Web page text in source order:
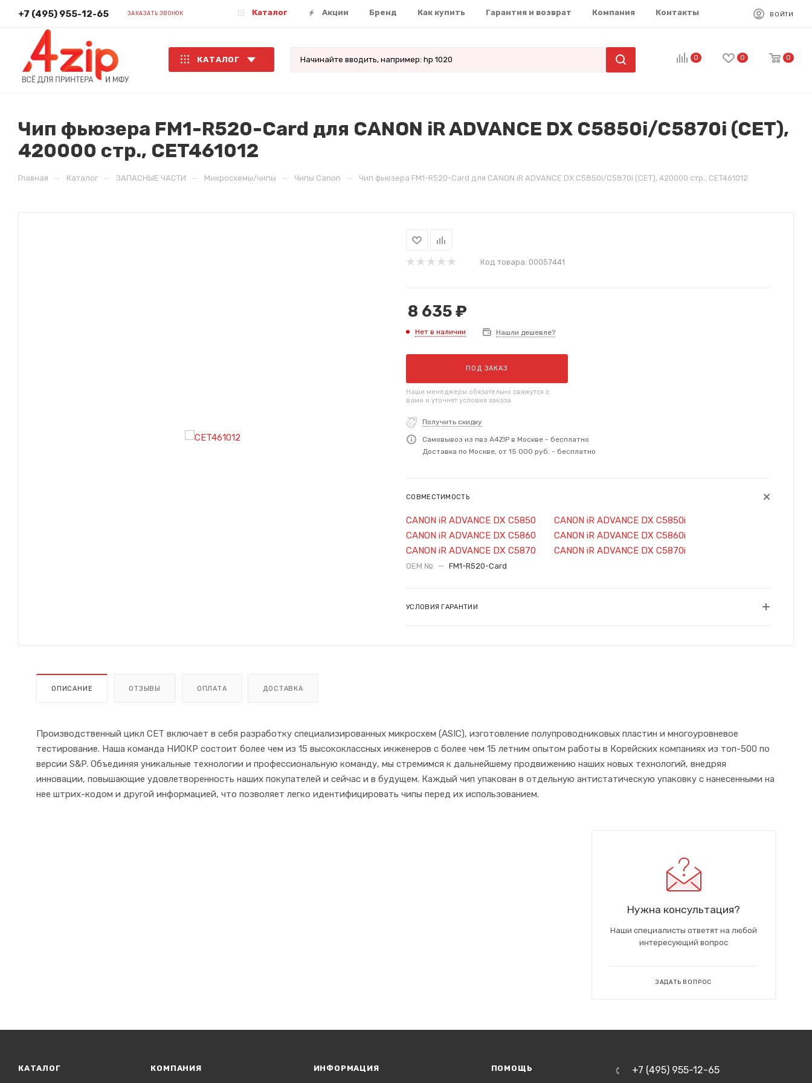
+7 (495) 955-12-65 ЗАКАЗАТЬ ЗВОНОК Каталог Акции Бренд Как купить Гарантия и возврат Компания Контакты ВОЙТИ
КАТАЛОГ 0 0 0
Чип фьюзера FM1-R520-Card для CANON iR ADVANCE DX C5850i/C5870i (CET),
420000 стр., CET461012
Главная — Каталог — ЗАПАСНЫЕ ЧАСТИ — Микросхемы/чипы — Чипы Canon — Чип фьюзера FM1-R520-Card для CANON iR ADVANCE DX C5850i/C5870i (CET), 420000 стр., CET461012
Код товара: 00057441
8 635 ₽
Нет в наличии Нашли дешевле?
ПОД ЗАКАЗ
Наши менеджеры обязательно свяжутся с
вами и уточнят условия заказа
Получить скидку
Самовывоз из пвз A4ZIP в Москве - бесплатно
Доставка по Москве, от 15 000 руб. - бесплатно
СОВМЕСТИМОСТЬ
CANON iR ADVANCE DX C5850
CANON iR ADVANCE DX C5850i
CANON iR ADVANCE DX C5860
CANON iR ADVANCE DX C5860i
CANON iR ADVANCE DX C5870
CANON iR ADVANCE DX C5870i
OEM № — FM1-R520-Card
УСЛОВИЯ ГАРАНТИИ
ОПИСАНИЕ ОТЗЫВЫ ОПЛАТА ДОСТАВКА
Производственный цикл CET включает в себя разработку специализированных микросхем (ASIC), изготовление полупроводниковых пластин и многоуровневое
тестирование. Наша команда НИОКР состоит более чем из 15 высококлассных инженеров с более чем 15 летним опытом работы в Корейских компаниях из топ-500 по
версии S&P. Объединяя уникальные технологии и профессиональную команду, мы стремимся к дальнейшему продвижению наших новых технологий, внедряя
инновации, повышающие удовлетворенность наших покупателей и сейчас и в будущем. Каждый чип упакован в отдельную антистатическую упаковку с нанесенными на
нее штрих-кодом и другой информацией, что позволяет легко идентифицировать чипы перед их использованием.
Нужна консультация?
Наши специалисты ответят на любой
интересующий вопрос
ЗАДАТЬ ВОПРОС
КАТАЛОГ КОМПАНИЯ ИНФОРМАЦИЯ ПОМОЩЬ +7 (495) 955-12-65